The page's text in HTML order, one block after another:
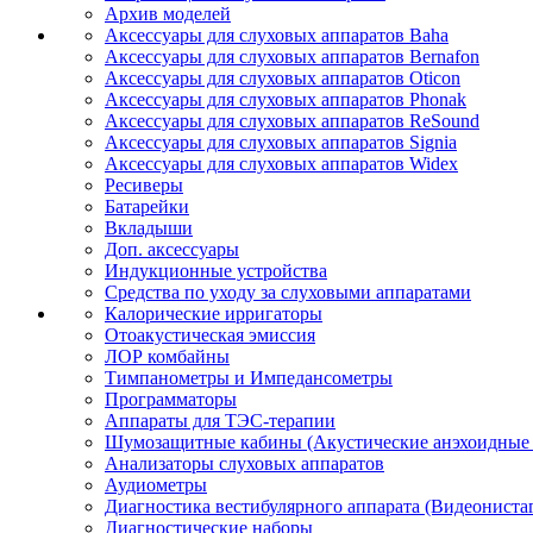
Архив моделей
Аксессуары для слуховых аппаратов Baha
Аксессуары для слуховых аппаратов Bernafon
Аксессуары для слуховых аппаратов Oticon
Аксессуары для слуховых аппаратов Phonak
Аксессуары для слуховых аппаратов ReSound
Аксессуары для слуховых аппаратов Signia
Аксессуары для слуховых аппаратов Widex
Ресиверы
Батарейки
Вкладыши
Доп. аксессуары
Индукционные устройства
Средства по уходу за слуховыми аппаратами
Калорические ирригаторы
Отоакустическая эмиссия
ЛОР комбайны
Тимпанометры и Импедансометры
Программаторы
Аппараты для ТЭС-терапии
Шумозащитные кабины (Акустические
Анализаторы слуховых аппаратов
Аудиометры
Диагностика вестибулярного аппарата
Диагностические наборы